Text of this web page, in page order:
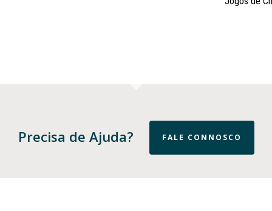
Precisa de Ajuda? FALE CONNOSCO